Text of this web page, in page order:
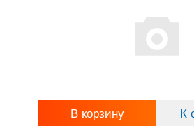
В корзину К